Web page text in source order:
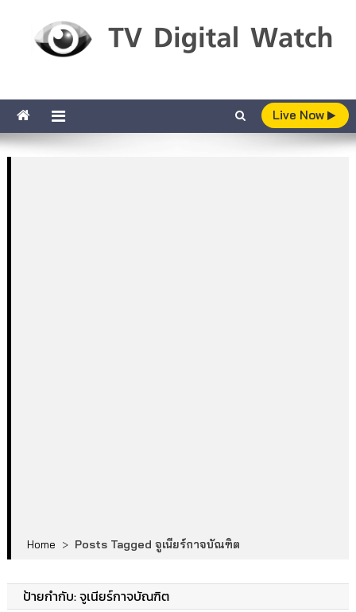
Live Now
Home > Posts Tagged จูเนียร์กาจบัณฑิต
ป้ายกำกับ:จูเนียร์กาจบัณฑิต